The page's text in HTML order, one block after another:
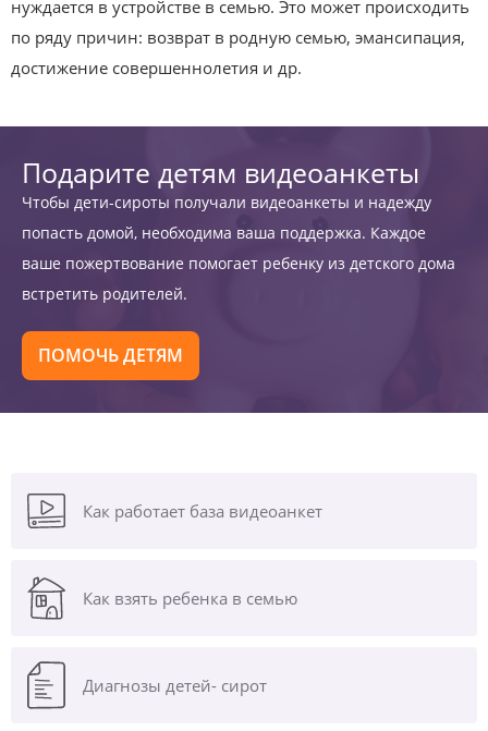
нуждается в устройстве в семью. Это может происходить
по ряду причин: возврат в родную семью, эмансипация,
достижение совершеннолетия и др.
Подарите детям видеоанкеты
Чтобы дети-сироты получали видеоанкеты и надежду
попасть домой, необходима ваша поддержка. Каждое
ваше пожертвование помогает ребенку из детского дома
встретить родителей.
ПОМОЧЬ ДЕТЯМ
Как работает база видеоанкет
Как взять ребенка в семью
Диагнозы детей- сирот